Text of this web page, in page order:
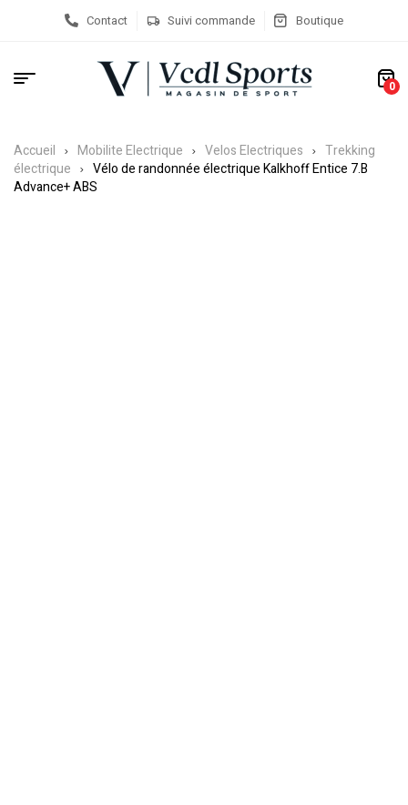
Contact Suivi commande Boutique
0
Accueil Mobilite Electrique Velos Electriques
Trekking
électrique
Vélo de randonnée électrique Kalkhoff Entice 7.B
Advance+ ABS